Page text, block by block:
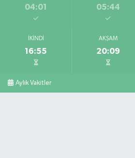
04:01 05:44
İKINDI
16:55
AKŞAM
20:09
Aylık Vakitler